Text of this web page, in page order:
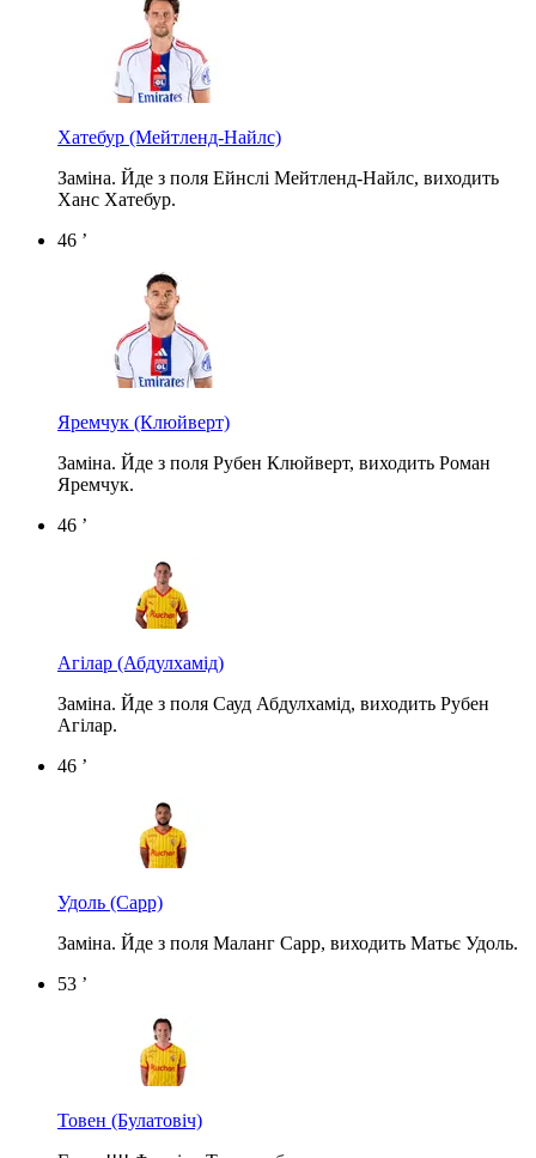
Хатебур (Мейтленд-Найлс)
Заміна. Йде з поля Ейнслі Мейтленд-Найлс, виходить
Ханс Хатебур.
46 ’
Яремчук (Клюйверт)
Заміна. Йде з поля Рубен Клюйверт, виходить Роман
Яремчук.
46 ’
Агілар (Абдулхамід)
Заміна. Йде з поля Сауд Абдулхамід, виходить Рубен
Агілар.
46 ’
Удоль (Сарр)
Заміна. Йде з поля Маланг Сарр, виходить Матьє Удоль.
53 ’
Товен (Булатовіч)